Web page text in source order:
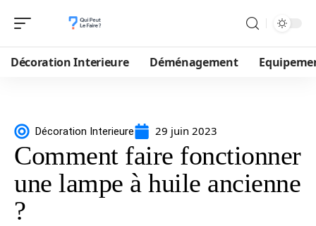
Décoration Interieure Déménagement
Décoration Interieure 29 juin 2023
Comment faire fonctionner
une lampe à huile ancienne
?